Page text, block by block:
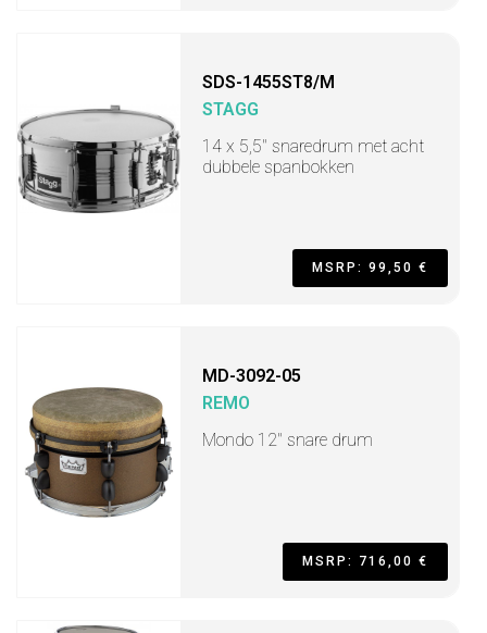
SDS-1455ST8/M
STAGG
14 x 5,5" snaredrum met acht
dubbele spanbokken
MSRP: 99,50 €
MD-3092-05
REMO
Mondo 12" snare drum
MSRP: 716,00 €